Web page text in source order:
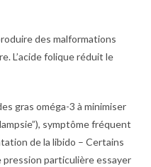
des malformations
L’acide folique réduit le
gras oméga-3 à minimiser
symptôme fréquent
de la libido – Certains
particulière essayer